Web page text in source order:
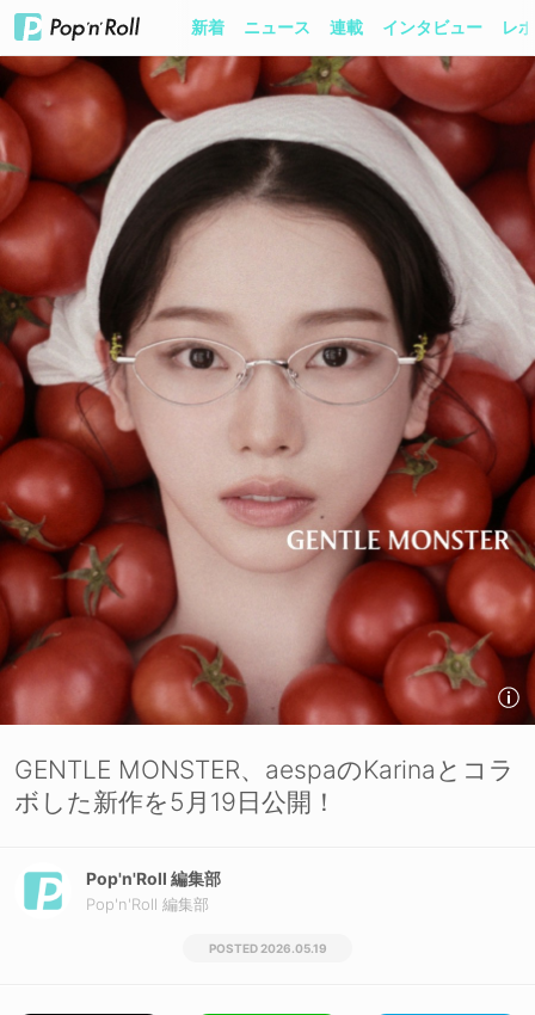
新着 ニュース 連載 インタビュー レ
GENTLE MONSTER、aespaのKarinaとコラ
ボした新作を5月19日公開！
Pop'n'Roll 編集部
Pop'n'Roll 編集部
2026.05.19